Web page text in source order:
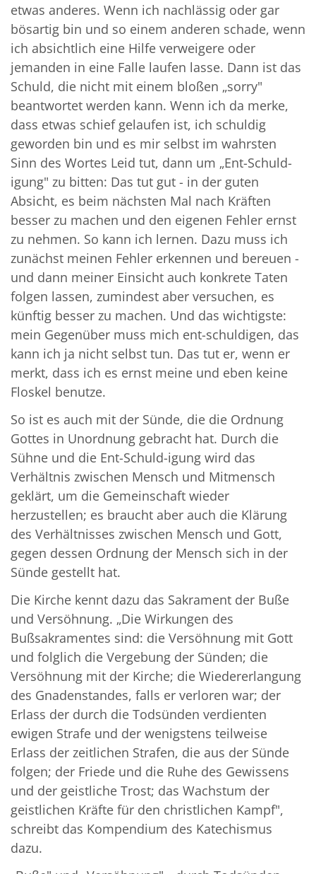
etwas anderes. Wenn ich nachlässig oder gar
bösartig bin und so einem anderen schade, wenn
ich absichtlich eine Hilfe verweigere oder
jemanden in eine Falle laufen lasse. Dann ist das
Schuld, die nicht mit einem bloßen „sorry"
beantwortet werden kann. Wenn ich da merke,
dass etwas schief gelaufen ist, ich schuldig
geworden bin und es mir selbst im wahrsten
Sinn des Wortes Leid tut, dann um „Ent-Schuld-
igung" zu bitten: Das tut gut - in der guten
Absicht, es beim nächsten Mal nach Kräften
besser zu machen und den eigenen Fehler ernst
zu nehmen. So kann ich lernen. Dazu muss ich
zunächst meinen Fehler erkennen und bereuen -
und dann meiner Einsicht auch konkrete Taten
folgen lassen, zumindest aber versuchen, es
künftig besser zu machen. Und das wichtigste:
mein Gegenüber muss mich ent-schuldigen, das
kann ich ja nicht selbst tun. Das tut er, wenn er
merkt, dass ich es ernst meine und eben keine
Floskel benutze.
So ist es auch mit der Sünde, die die Ordnung
Gottes in Unordnung gebracht hat. Durch die
Sühne und die Ent-Schuld-igung wird das
Verhältnis zwischen Mensch und Mitmensch
geklärt, um die Gemeinschaft wieder
herzustellen; es braucht aber auch die Klärung
des Verhältnisses zwischen Mensch und Gott,
gegen dessen Ordnung der Mensch sich in der
Sünde gestellt hat.
Die Kirche kennt dazu das Sakrament der Buße
und Versöhnung. „Die Wirkungen des
Bußsakramentes sind: die Versöhnung mit Gott
und folglich die Vergebung der Sünden; die
Versöhnung mit der Kirche; die Wiedererlangung
des Gnadenstandes, falls er verloren war; der
Erlass der durch die Todsünden verdienten
ewigen Strafe und der wenigstens teilweise
Erlass der zeitlichen Strafen, die aus der Sünde
folgen; der Friede und die Ruhe des Gewissens
und der geistliche Trost; das Wachstum der
geistlichen Kräfte für den christlichen Kampf",
schreibt das Kompendium des Katechismus
dazu.